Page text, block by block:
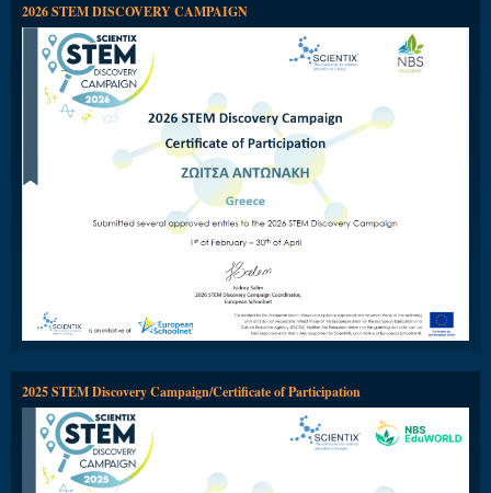
2026 STEM DISCOVERY CAMPAIGN
2025 STEM Discovery Campaign/Certificate of Participation